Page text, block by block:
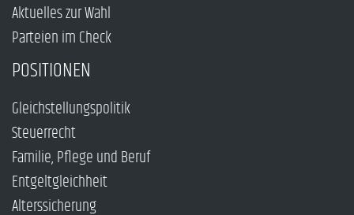
Aktuelles zur Wahl
Parteien im Check
POSITIONEN
Gleichstellungspolitik
Steuerrecht
Familie, Pflege und Beruf
Entgeltgleichheit
Alterssicherung